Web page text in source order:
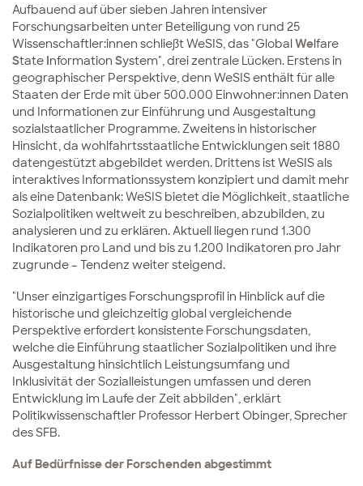
Aufbauend auf über sieben Jahren intensiver
Forschungsarbeiten unter Beteiligung von rund 25
Wissenschaftler:innen schließt WeSIS, das "GlobalWelfare
State Information System", drei zentrale Lücken. Erstens in
geographischer Perspektive, denn WeSIS enthält für alle
Staaten der Erde mit über 500.000 Einwohner:innen Daten
und Informationen zur Einführung und Ausgestaltung
sozialstaatlicher Programme. Zweitens in historischer
Hinsicht, da wohlfahrtsstaatliche Entwicklungen seit 1880
datengestützt abgebildet werden. Drittens ist WeSIS als
interaktives Informationssystem konzipiert und damit mehr
als eine Datenbank: WeSIS bietet die Möglichkeit, staatliche
Sozialpolitiken weltweit zu beschreiben, abzubilden, zu
analysieren und zu erklären. Aktuell liegen rund 1.300
Indikatoren pro Land und bis zu 1.200 Indikatoren pro Jahr
zugrunde – Tendenz weiter steigend.
"Unser einzigartiges Forschungsprofil in Hinblick auf die
historische und gleichzeitig global vergleichende
Perspektive erfordert konsistente Forschungsdaten,
welche die Einführung staatlicher Sozialpolitiken und ihre
Ausgestaltung hinsichtlich Leistungsumfang und
Inklusivität der Sozialleistungen umfassen und deren
Entwicklung im Laufe der Zeit abbilden", erklärt
Politikwissenschaftler Professor Herbert Obinger, Sprecher
des SFB.
Auf Bedürfnisse der Forschenden abgestimmt